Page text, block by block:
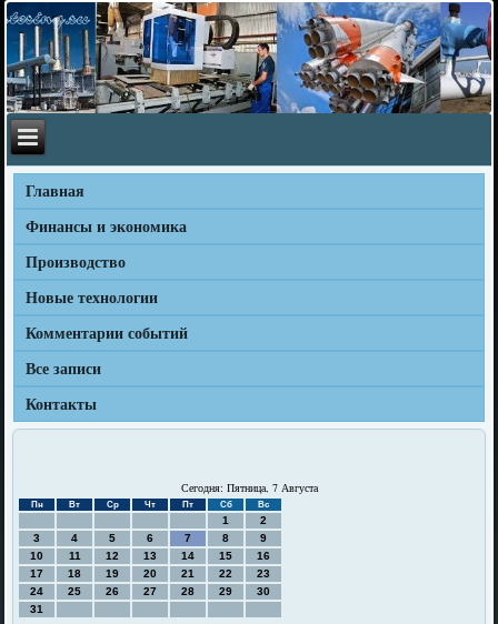
Главная
Финансы и экономика
Производство
Новые технологии
Комментарии событий
Все записи
Контакты
Сегодня: Пятница, 7 Августа
Пн Вт Ср Чт Пт Сб Вс
1
2
3
4 5 6 7 8
9
10
11 12 13 14 15
16
17
18 19 20 21 22
23
24
25 26 27 28 29
30
31